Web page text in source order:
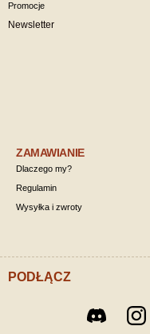
Promocje
Newsletter
ZAMAWIANIE
Dlaczego my?
Regulamin
Wysyłka i zwroty
PODŁĄCZ
Discord